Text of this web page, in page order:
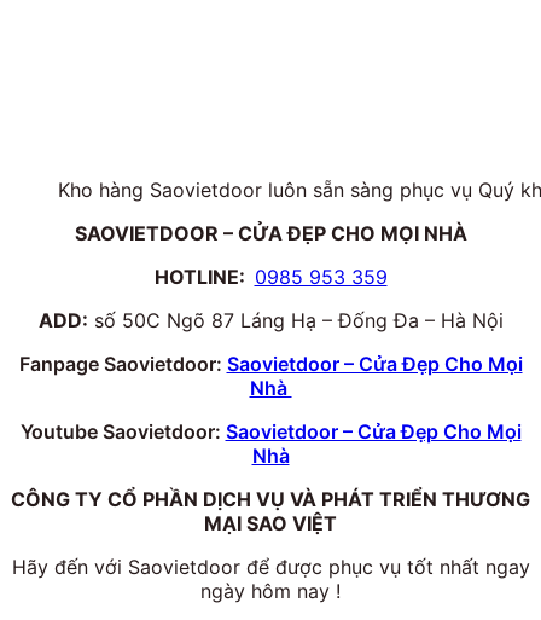
Kho hàng Saovietdoor luôn sẵn sàng phục vụ Quý
SAOVIETDOOR – CỬA ĐẸP CHO MỌI NHÀ
HOTLINE: 0985 953 359
ADD: số 50C Ngõ 87 Láng Hạ – Đống Đa – Hà Nội
Fanpage Saovietdoor: Saovietdoor – Cửa Đẹp Cho Mọi
Nhà
Youtube Saovietdoor: Saovietdoor – Cửa Đẹp Cho Mọi
Nhà
CÔNG TY CỔ PHẦN DỊCH VỤ VÀ PHÁT TRIỂN THƯƠNG
MẠI SAO VIỆT
Hãy đến với Saovietdoor để được phục vụ tốt nhất ngay
ngày hôm nay !